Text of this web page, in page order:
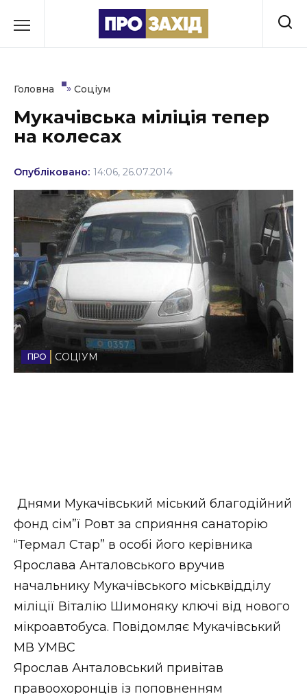
до
Культура
Освіта
Події
Політика
Соціум
Спорт
Стиль життя
Втрачений Ужгород
НОВИНИ ЗАХІДНОЇ УКРАЇНИ
ФОТО
ВІДЕО
Головна » Соціум
Мукачівська міліція тепер
на колесах
Опубліковано: 14:06, 26.07.2014
СОЦІУМ
Днями Мукачівський міський благодійний
фонд сім”ї Ровт за сприяння санаторію
“Термал Стар” в особі його керівника
Ярослава Анталовського вручив
начальнику Мукачівського міськвідділу
міліції Віталію Шимоняку ключі від нового
мікроавтобуса. Повідомляє Мукачівський
МВ УМВС
Ярослав Анталовський привітав
правоохоронців із поповненням